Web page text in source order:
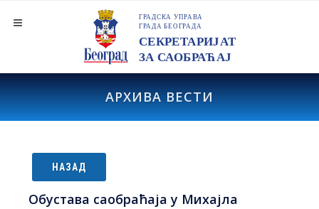
АРХИВА ВЕСТИ
НАЗАД
Обустава саобраћаја у Михајла